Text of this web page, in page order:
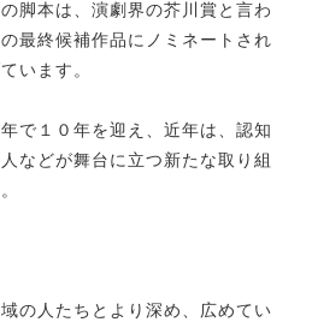
脚本は、演劇界の芥川賞と言わ
最終候補作品にノミネートされ
います。
で１０年を迎え、近年は、認知
などが舞台に立つ新たな取り組
の人たちとより深め、広めてい